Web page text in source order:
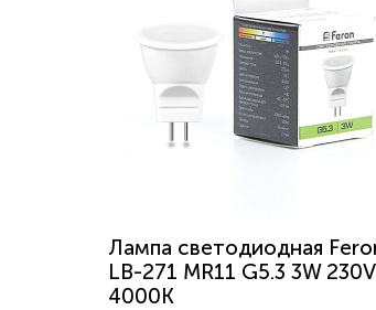
Лампа светодиодная
LB-271 MR11 G5.3 3W 230V
4000K